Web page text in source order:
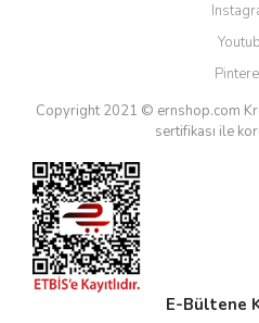
Copyright 2021 © ernshop.com
sertifikası ile
E-Bültene